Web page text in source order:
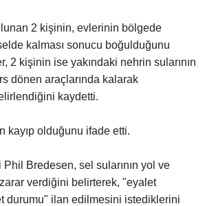
2 kişinin, evlerinin bölgede
kalması sonucu boğulduğunu
2 kişinin ise yakındaki nehrin sularının
dönen araçlarında kalarak
kaydetti.
kayıp olduğunu ifade etti.
Bredesen, sel sularının yol ve
verdiğini belirterek, "eyalet
durumu" ilan edilmesini istediklerini